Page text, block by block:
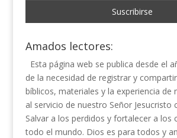
Amados lectores:
Esta página web se publica desde el
de la necesidad de registrar y
bíblicos, materiales y la experiencia de
al servicio de nuestro Señor Jesucristo
Salvar a los perdidos y fortalecer a los
todo el mundo. Dios es para todos y